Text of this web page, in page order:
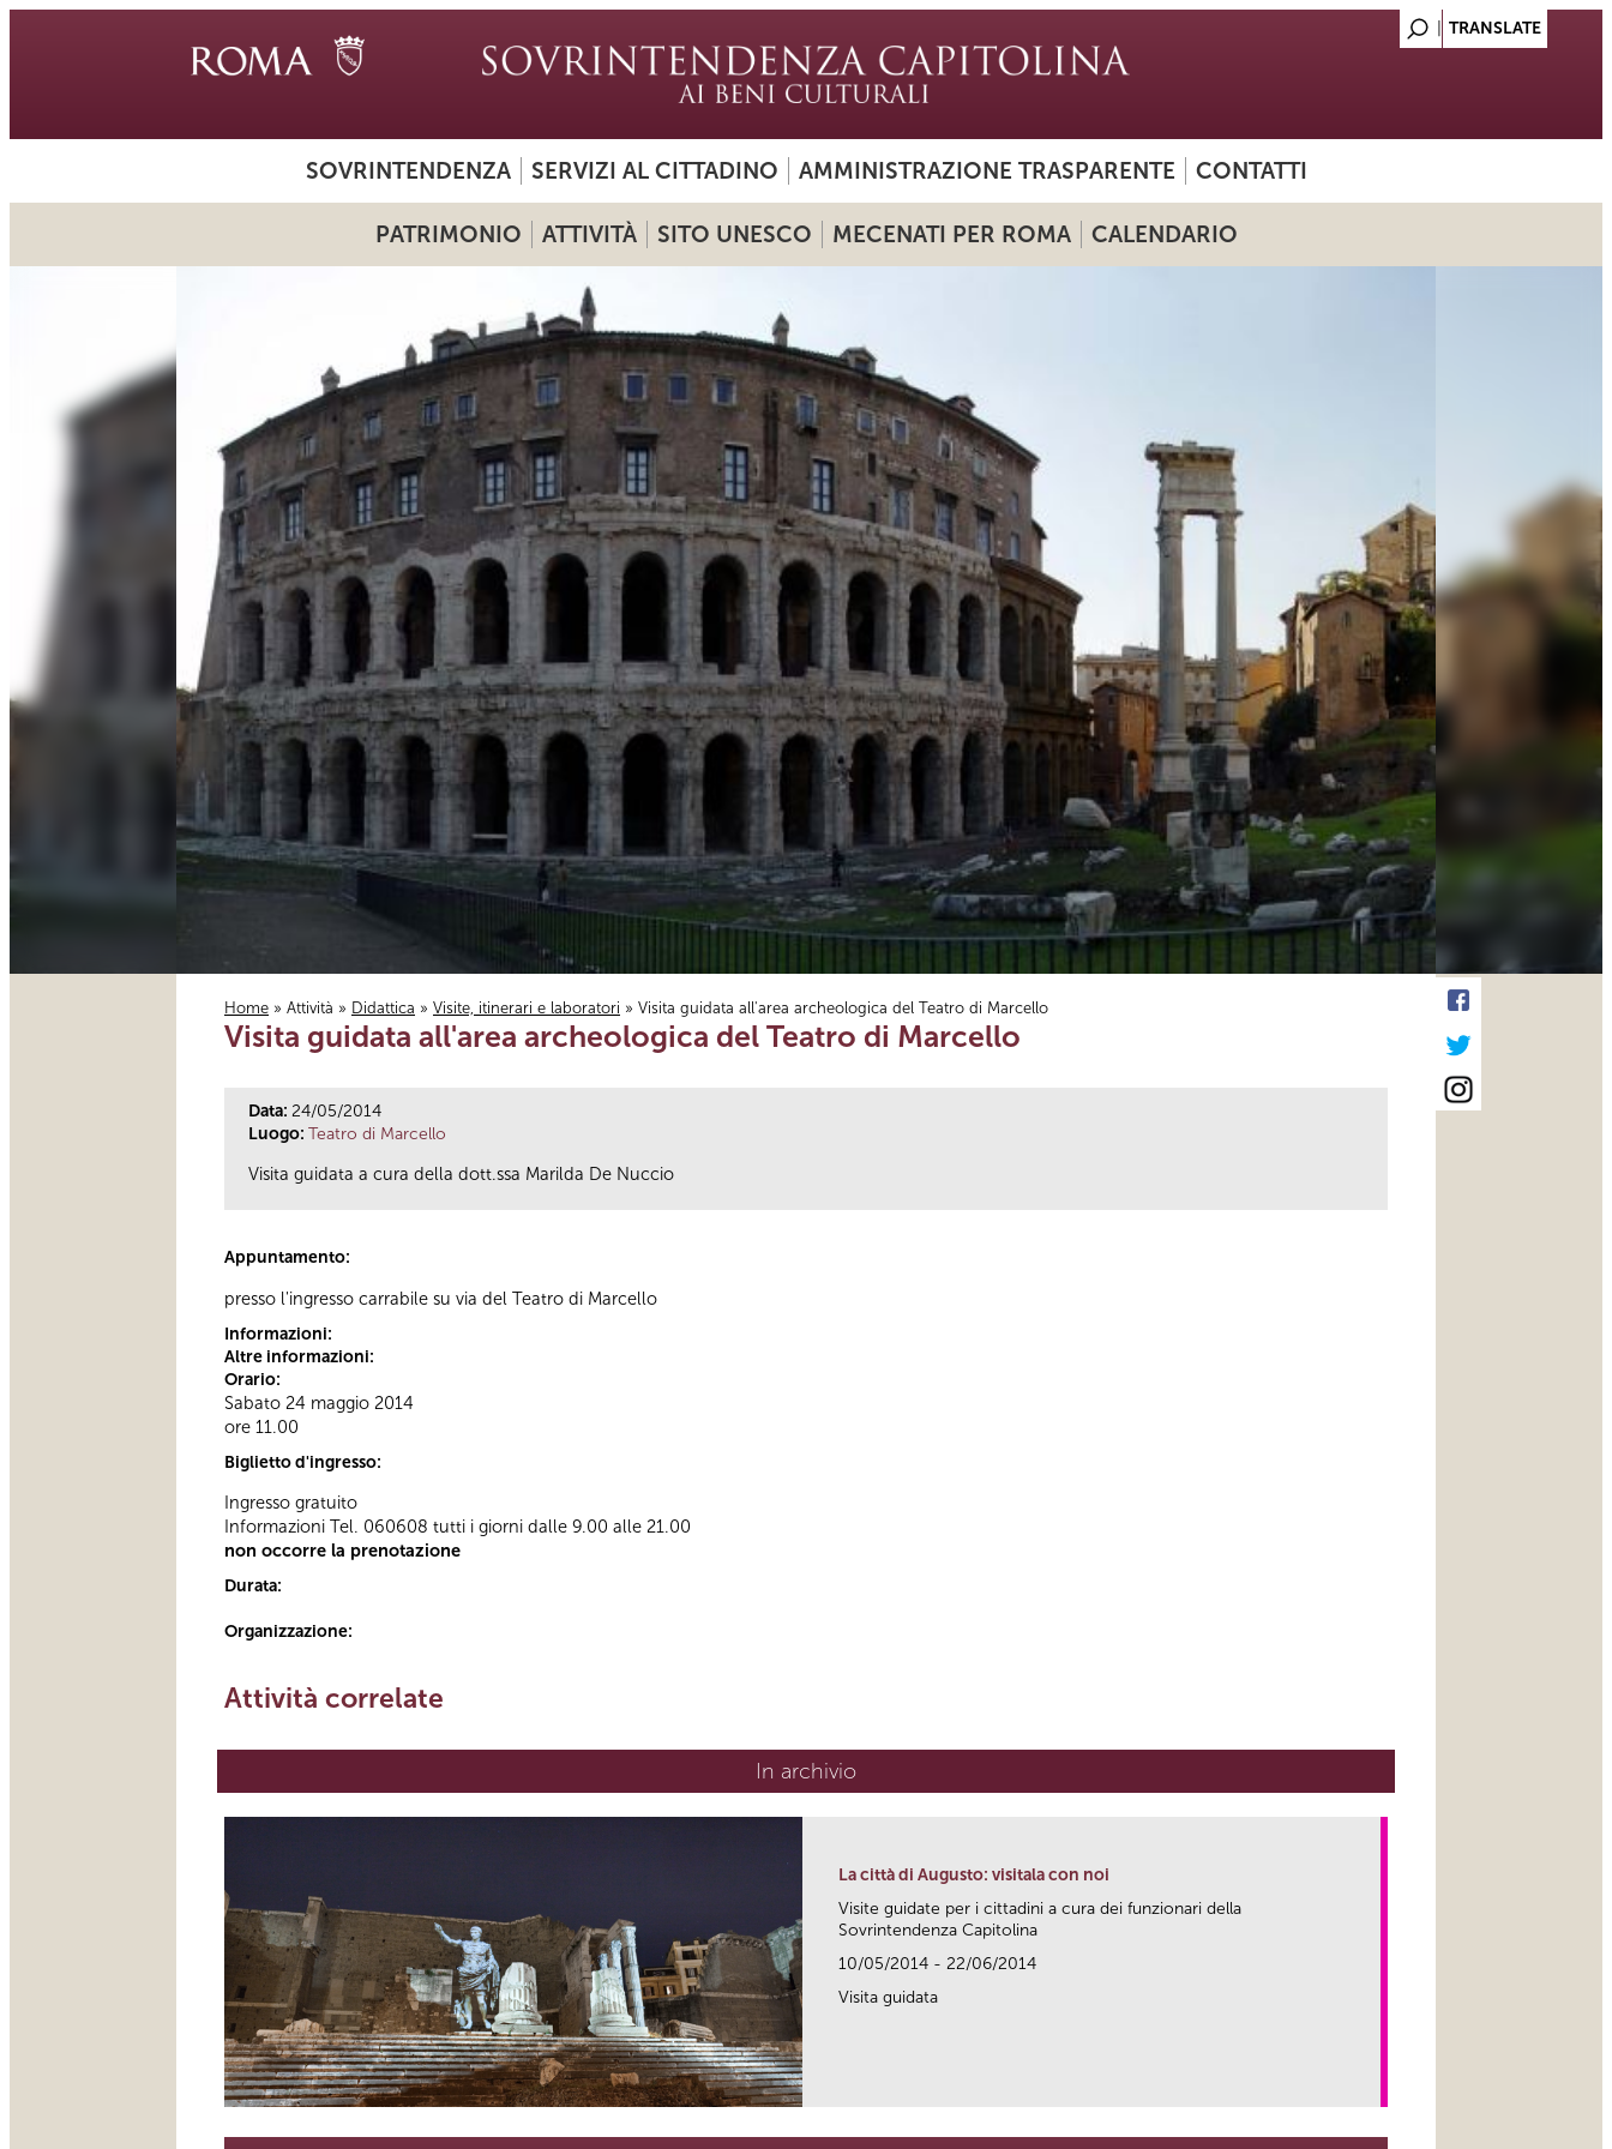
SOVRINTENDENZA SERVIZI AL CITTADINO AMMINISTRAZIONE TRASPARENTE CONTATTI
PATRIMONIO ATTIVITÀ SITO UNESCO MECENATI PER ROMA CALENDARIO
Tu sei qui
Home » Attività » Didattica » Visite, itinerari e laboratori » Visita guidata all'area archeologica del Teatro di Marcello
Visita guidata all'area archeologica del Teatro di Marcello
Data: 24/05/2014
Luogo: Teatro di Marcello
Visita guidata a cura della dott.ssa Marilda De Nuccio
Appuntamento:
presso l'ingresso carrabile su via del Teatro di Marcello
Informazioni:
Altre informazioni:
Orario:
Sabato 24 maggio 2014
ore 11.00
Biglietto d'ingresso:
Ingresso gratuito
Informazioni Tel. 060608 tutti i giorni dalle 9.00 alle 21.00
non occorre la prenotazione
Durata:
Organizzazione:
Attività correlate
In archivio
La città di Augusto: visitala con noi
Visite guidate per i cittadini a cura dei funzionari della
Sovrintendenza Capitolina
10/05/2014 - 22/06/2014
Visita guidata